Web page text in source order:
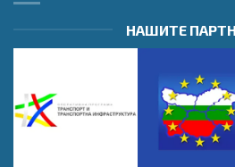
НАШИТЕ